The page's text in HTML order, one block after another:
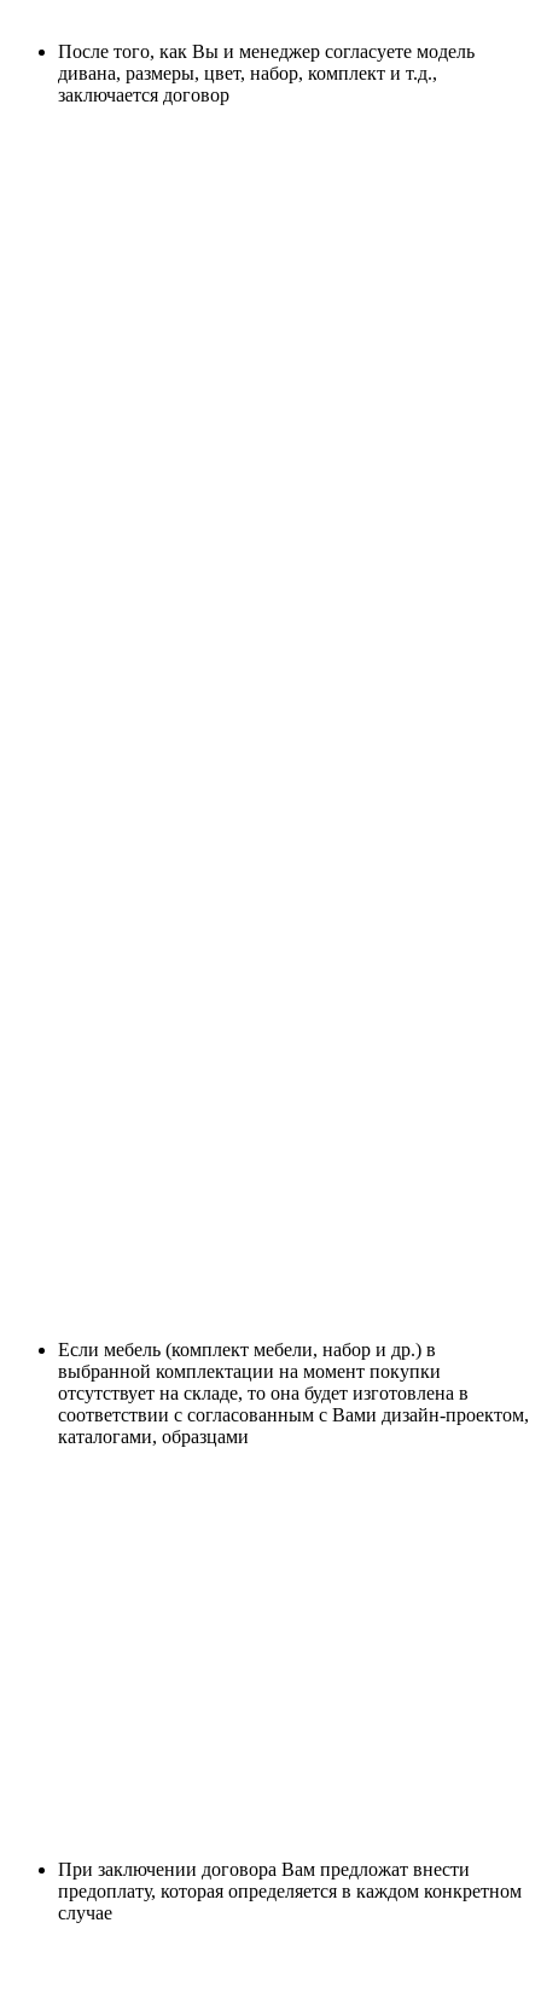
После того, как Вы и менеджер согласуете модель
дивана, размеры, цвет, набор, комплект и т.д.,
заключается договор
Если мебель (комплект мебели, набор и др.) в
выбранной комплектации на момент покупки
отсутствует на складе, то она будет изготовлена в
соответствии с согласованным с Вами дизайн-проектом,
каталогами, образцами
При заключении договора Вам предложат внести
предоплату, которая определяется в каждом конкретном
случае